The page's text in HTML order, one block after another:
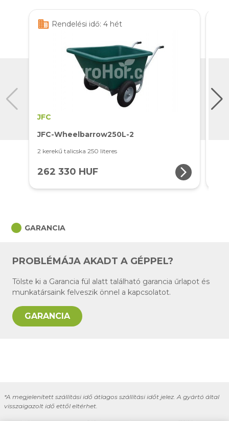
business Rendelési idő: 4 hét
JFC
JFC-Wheelbarrow250L-2
2 kerekű talicska 250 literes
262 330 HUF arrow_forward_ios
circle GARANCIA
PROBLÉMÁJA AKADT A GÉPPEL?
Tölste ki a Garancia fül alatt található garancia űrlapot és
munkatársaink felveszik önnel a kapcsolatot.
GARANCIA
*A megjelenített szállítási idő átlagos szállítási időt jelez. A gyártó által
visszaigazolt idő ettől eltérhet.